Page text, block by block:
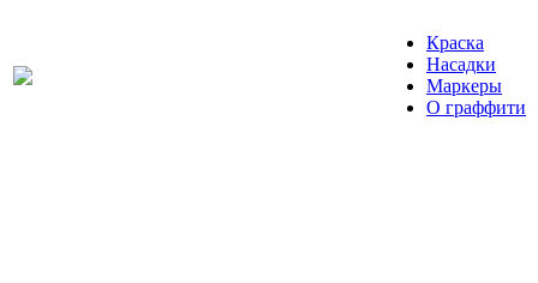
Краска
Насадки
Маркеры
О граффити